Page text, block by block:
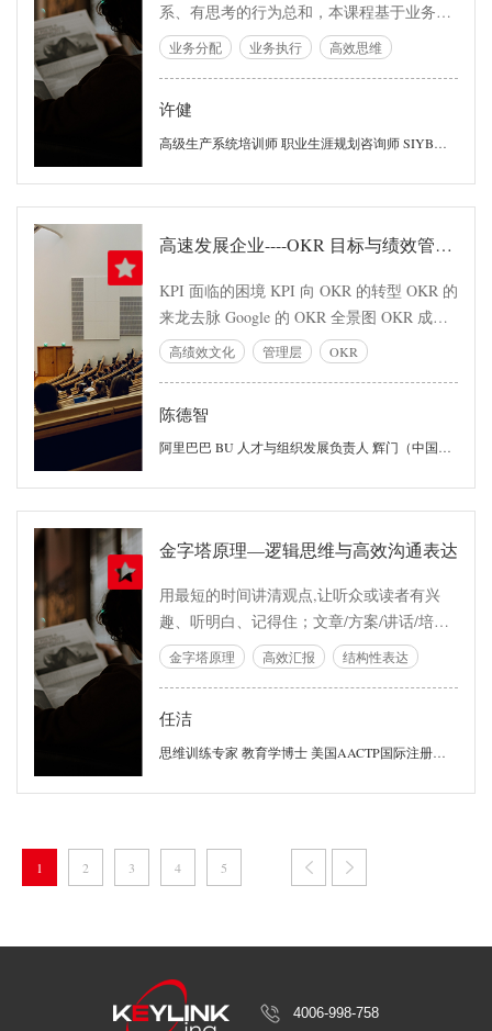
系、有思考的行为总和，本课程基于业务推
进的流程中所需要具备的思考方式和行为习
惯总结提炼而成，课程分为四个模块进行。
业务分配 业务执行 高效思维
许健
高级生产系统培训师 职业生涯规划咨询师 SIYB认证讲师
高速发展企业----OKR 目标与绩效管理实践
KPI 面临的困境 KPI 向 OKR 的转型 OKR 的
来龙去脉 Google 的 OKR 全景图 OKR 成功
实施的关键要素 OKR 如何灵活应用——
OKR 的落地与实施 OKR 的混搭、疑惑与误
与工具 组织绩效与个人绩效的深层逻辑 高
速发展企业如何建立高绩效文化
高绩效文化 管理层 OKR
陈德智
阿里巴巴 BU 人才与组织发展负责人 辉门（中国）组织与发展负责人 IBM 人力资本管理高级咨询顾问
金字塔原理—逻辑思维与高效沟通表达
用最短的时间讲清观点,让听众或读者有兴
趣、听明白、记得住；文章/方案/讲话/培训,
让听众喜欢听、能理解、能执行；希望给人
留下观点鲜明、重点突出、思路清晰的印
题的逻辑思维能力……
金字塔原理 高效汇报 结构性表达
任洁
思维训练专家 教育学博士 美国AACTP国际注册培训讲师 英国博赞思维导图全球认证讲师（TBLI）
1 2 3 4 5
4006-998-758